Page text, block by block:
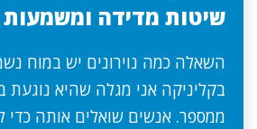
שיטות מדידה ומשמעות
השאלה כמה נוירונים יש במוח
בקליניקה אני מגלה שהיא נוגעת
ממספר. אנשים שואלים אותה כדי